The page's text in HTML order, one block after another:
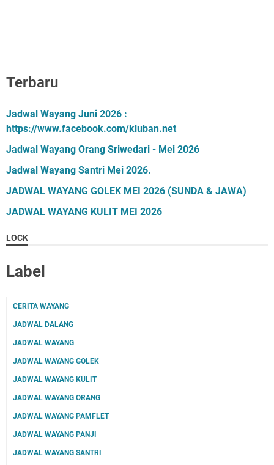
Terbaru
Jadwal Wayang Juni 2026 :
https://www.facebook.com/kluban.net
Jadwal Wayang Orang Sriwedari - Mei 2026
Jadwal Wayang Santri Mei 2026.
JADWAL WAYANG GOLEK MEI 2026 (SUNDA & JAWA)
JADWAL WAYANG KULIT MEI 2026
LOCK
Label
CERITA WAYANG
JADWAL DALANG
JADWAL WAYANG
JADWAL WAYANG GOLEK
JADWAL WAYANG KULIT
JADWAL WAYANG ORANG
JADWAL WAYANG PAMFLET
JADWAL WAYANG PANJI
JADWAL WAYANG SANTRI